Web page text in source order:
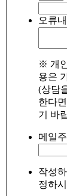
오류
※ 개
용은
(상담
한다
기 바
메일
작성
정하